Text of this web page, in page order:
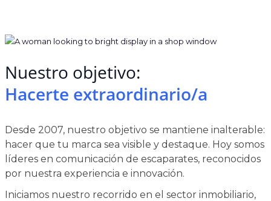
Nuestro objetivo:
Hacerte extraordinario/a
Desde 2007, nuestro objetivo se mantiene inalterable:
hacer que tu marca sea visible y destaque. Hoy somos
líderes en comunicación de escaparates, reconocidos
por nuestra experiencia e innovación.
Iniciamos nuestro recorrido en el sector inmobiliario,